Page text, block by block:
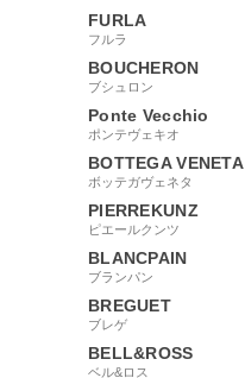
FURLA
フルラ
BOUCHERON
ブシュロン
Ponte Vecchio
ポンテヴェキオ
BOTTEGA VENETA
ボッテガヴェネタ
PIERREKUNZ
ピエールクンツ
BLANCPAIN
ブランパン
BREGUET
ブレゲ
BELL&ROSS
ベル&ロス